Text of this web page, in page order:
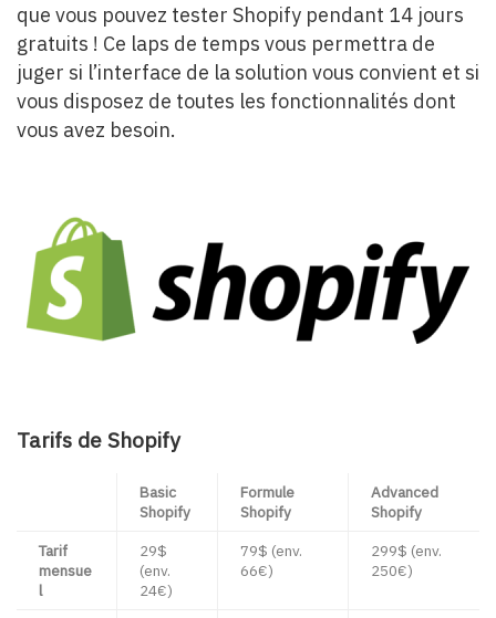
que vous pouvez tester Shopify pendant 14 jours
gratuits ! Ce laps de temps vous permettra de
juger si l’interface de la solution vous convient et si
vous disposez de toutes les fonctionnalités dont
vous avez besoin.
Tarifs de Shopify
Basic
Shopify
Formule
Shopify
Advanced
Shopify
Tarif
mensue
l
29$
(env.
24€)
79$ (env.
66€)
299$ (env.
250€)